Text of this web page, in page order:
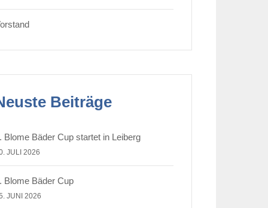
Beiträge
Blome Bäder Cup startet in Leiberg
JULI 2026
Blome Bäder Cup
JUNI 2026